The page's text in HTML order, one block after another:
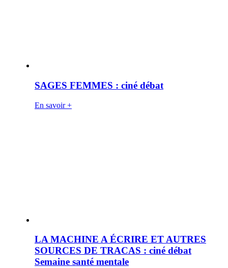
SAGES FEMMES : ciné débat
En savoir +
LA MACHINE A ÉCRIRE ET AUTRES
SOURCES DE TRACAS : ciné débat
Semaine santé mentale